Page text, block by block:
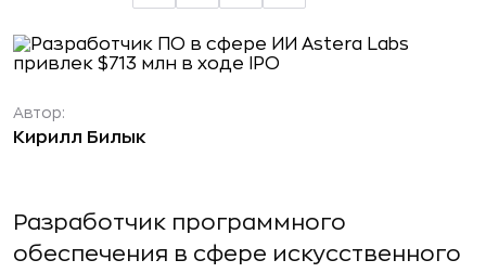
Автор:
Кирилл Билык
Разработчик программного
обеспечения в сфере искусственного